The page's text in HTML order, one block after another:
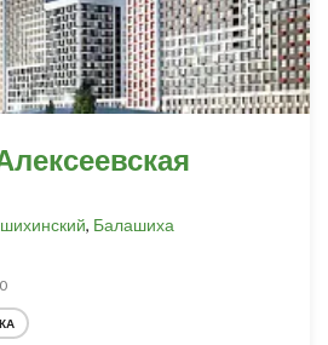
, Балашиха